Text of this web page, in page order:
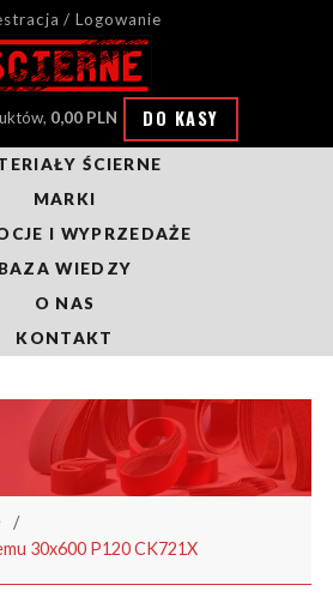
/ Logowanie
0,00 PLN DO KASY
ŚCIERNE
MARKI
I WYPRZEDAŻE
BAZA WIEDZY
O NAS
KONTAKT
30x600 P120 CK721X